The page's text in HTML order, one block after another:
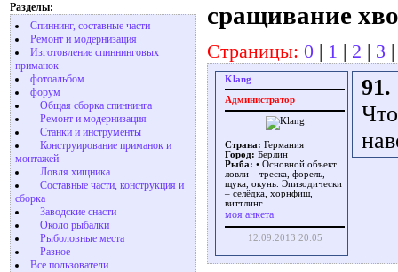
Разделы:
Спиннинг, составные части
Ремонт и модернизация
Изготовление спиннинговых
приманок
фотоальбом
форум
Общая сборка спиннинга
Ремонт и модернизация
Станки и инструменты
Конструирование приманок и
монтажей
Ловля хищника
Cоставные части, конструкция и
сборка
Заводские снасти
Около рыбалки
Рыболовные места
Разное
Все пользователи
сращивание
Страницы: 0 | 1 | 2 | 3
Klang
Администратор
Страна: Германия
Город: Берлин
Рыба: • Основной объект
ловли – треска, форель,
щука, окунь. Эпизодически
– селёдка, хорнфиш,
виттлинг.
моя анкета
12.09.2013 20:05
91.